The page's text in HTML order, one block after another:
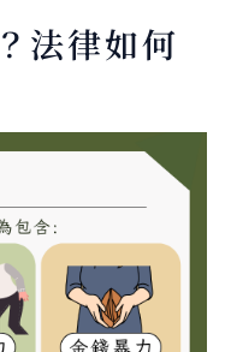
法律如何